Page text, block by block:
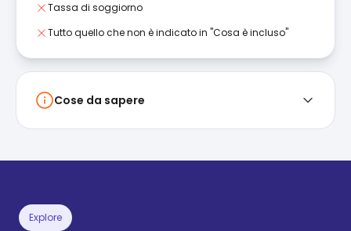
Tassa di soggiorno
Tutto quello che non è indicato in "Cosa è incluso"
Cose da sapere
Explore